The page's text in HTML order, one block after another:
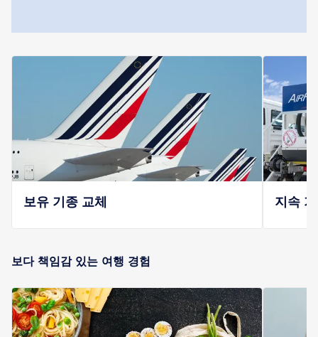
보유 기종 교체 지속
보다 책임감 있는 여행 경험